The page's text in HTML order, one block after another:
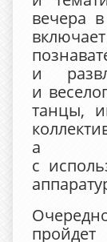
вечера
и
и
танцы,
а
с
пройдет